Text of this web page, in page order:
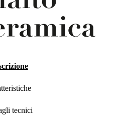
tecnici